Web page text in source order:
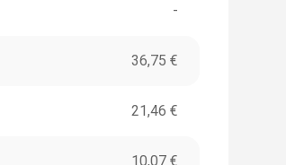
-
36,75 €
21,46 €
10,07 €